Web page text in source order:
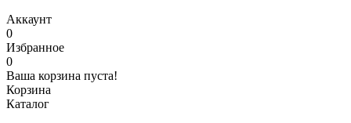
Аккаунт
0
Избранное
0
Ваша корзина пуста!
Корзина
Каталог